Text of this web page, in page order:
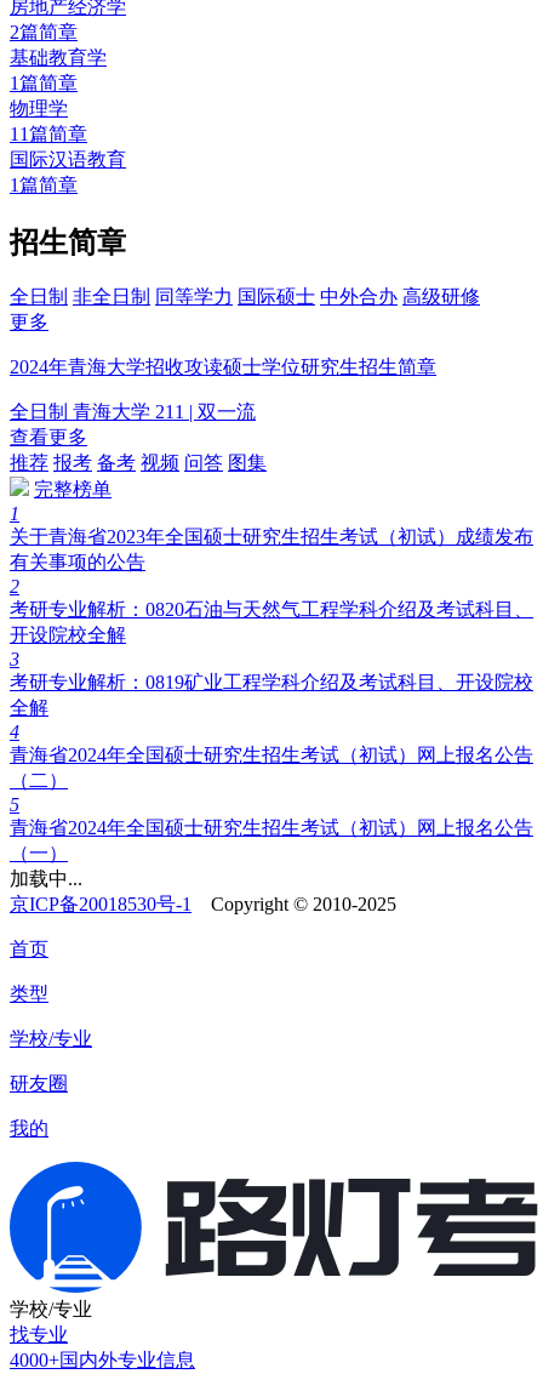
房地产经济学
2篇简章
基础教育学
1篇简章
物理学
11篇简章
国际汉语教育
1篇简章
招生简章
全日制 非全日制 同等学力 国际硕士 中外合办 高级研修
更多
2024年青海大学招收攻读硕士学位研究生招生简章
全日制 青海大学 211 | 双一流
查看更多
推荐 报考 备考 视频 问答 图集
完整榜单
1
关于青海省2023年全国硕士研究生招生考试（初试）成绩发布
有关事项的公告
2
考研专业解析：0820石油与天然气工程学科介绍及考试科目、
开设院校全解
3
考研专业解析：0819矿业工程学科介绍及考试科目、开设院校
全解
4
青海省2024年全国硕士研究生招生考试（初试）网上报名公告
（二）
5
青海省2024年全国硕士研究生招生考试（初试）网上报名公告
（一）
加载中...
京ICP备20018530号-1 Copyright © 2010-2025
首页
类型
学校/专业
研友圈
我的
学校/专业
找专业
4000+国内外专业信息